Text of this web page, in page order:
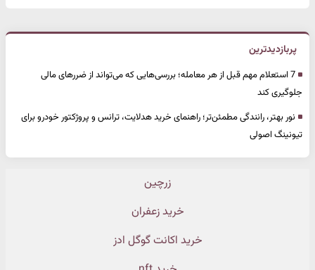
پربازدیدترین
7 استعلام مهم قبل از هر معامله؛ بررسی‌هایی که می‌تواند از ضررهای مالی
جلوگیری کند
نور بهتر، رانندگی مطمئن‌تر؛ راهنمای خرید هدلایت، ترانس و پروژکتور خودرو برای
تیونینگ اصولی
زرچین
خرید زعفران
خرید اکانت گوگل ادز